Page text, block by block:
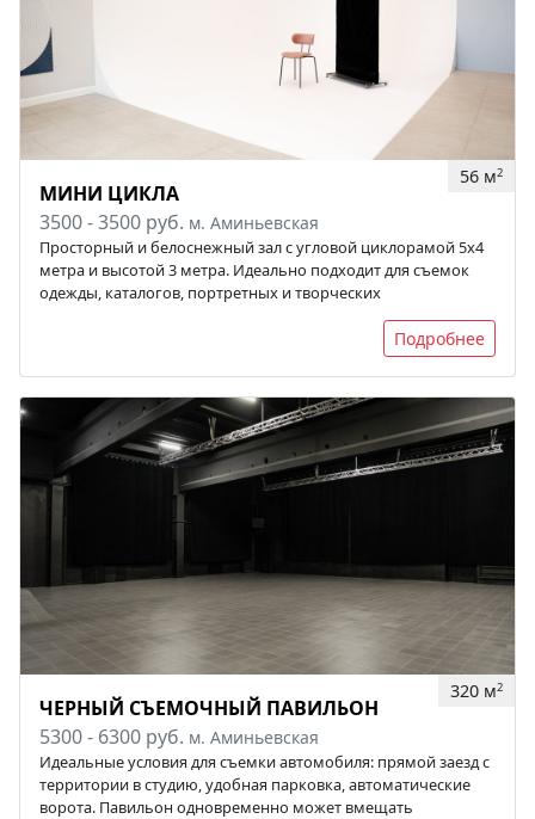
56 м2
МИНИ ЦИКЛА
3500 - 3500 руб. м. Аминьевская
Просторный и белоснежный зал с угловой циклорамой 5х4
метра и высотой 3 метра. Идеально подходит для съемок
одежды, каталогов, портретных и творческих
Подробнее
320 м2
ЧЕРНЫЙ СЪЕМОЧНЫЙ ПАВИЛЬОН
5300 - 6300 руб. м. Аминьевская
Идеальные условия для съемки автомобиля: прямой заезд с
территории в студию, удобная парковка, автоматические
ворота. Павильон одновременно может вмещать